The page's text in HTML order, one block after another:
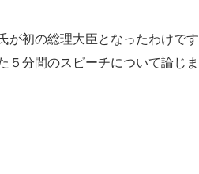
が初の総理大臣となったわけです
５分間のスピーチについて論じま